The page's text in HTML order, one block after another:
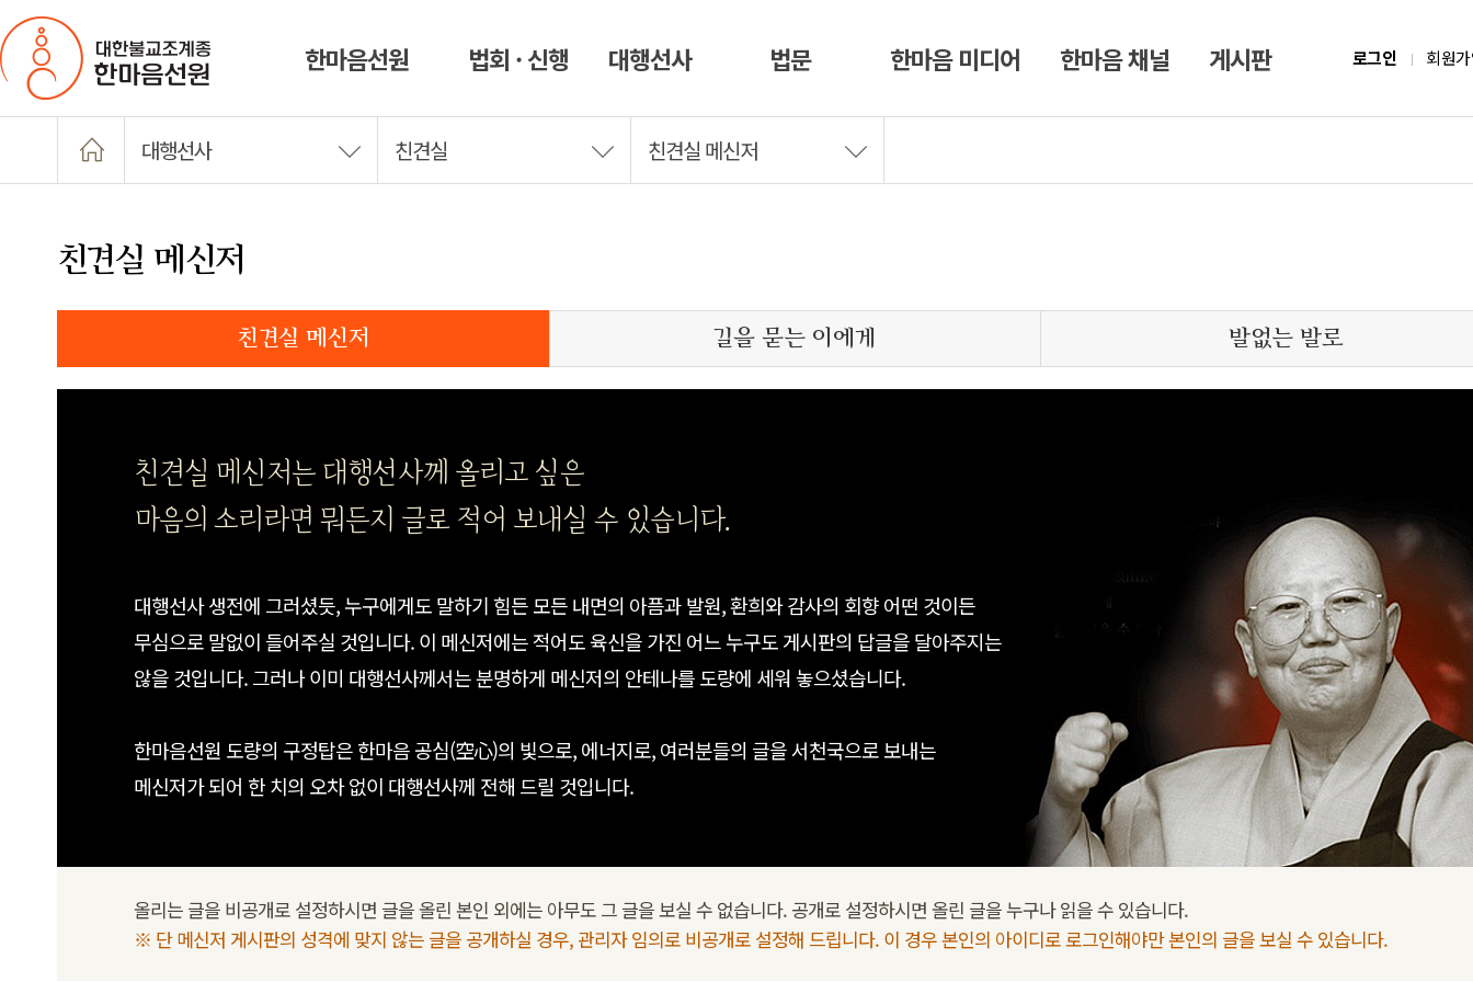
한마음선원 법회 · 신행 대행선사 법문 한마음 미디어 한마음 채널 게시판 로그인 회원
대행선사 친견실 친견실 메신저
친견실 메신저
친견실 메신저 길을 묻는 이에게 발없는 발로
친견실 메신저는 대행선사께 올리고 싶은
마음의 소리라면 뭐든지 글로 적어 보내실 수 있습니다.
대행선사 생전에 그러셨듯, 누구에게도 말하기 힘든 모든 내면의 아픔과 발원, 환희와 감사의 회향 어떤 것이든
무심으로 말없이 들어주실 것입니다. 이 메신저에는 적어도 육신을 가진 어느 누구도 게시판의 답글을 달아주지는
않을 것입니다. 그러나 이미 대행선사께서는 분명하게 메신저의 안테나를 도량에 세워 놓으셨습니다.
한마음선원 도량의 구정탑은 한마음 공심(空心)의 빛으로, 에너지로, 여러분들의 글을 서천국으로 보내는
메신저가 되어 한 치의 오차 없이 대행선사께 전해 드릴 것입니다.
올리는 글을 비공개로 설정하시면 글을 올린 본인 외에는 아무도 그 글을 보실 수 없습니다. 공개로 설정하시면 올린 글을 누구나 읽을 수 있습니다.
※ 단 메신저 게시판의 성격에 맞지 않는 글을 공개하실 경우, 관리자 임의로 비공개로 설정해 드립니다. 이 경우 본인의 아이디로 로그인해야만 본인의 글을 보실 수 있습니다.